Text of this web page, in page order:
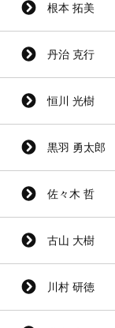
根本 拓美
丹治 克行
恒川 光樹
黒羽 勇太郎
佐々木 哲
古山 大樹
川村 研徳